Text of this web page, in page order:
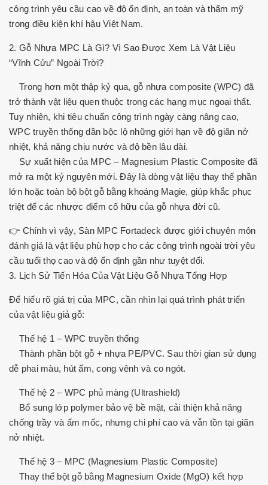
công trình yêu cầu cao về độ ổn định, an toàn và thẩm mỹ
trong điều kiện khí hậu Việt Nam.
2. Gỗ Nhựa MPC Là Gì? Vì Sao Được Xem Là Vật Liệu
“Vĩnh Cửu” Ngoài Trời?
Trong hơn một thập kỷ qua, gỗ nhựa composite (WPC) đã
trở thành vật liệu quen thuộc trong các hạng mục ngoại thất.
Tuy nhiên, khi tiêu chuẩn công trình ngày càng nâng cao,
WPC truyền thống dần bộc lộ những giới hạn về độ giãn nở
nhiệt, khả năng chịu nước và độ bền lâu dài.
Sự xuất hiện của MPC – Magnesium Plastic Composite đã
mở ra một kỷ nguyên mới. Đây là dòng vật liệu thay thế phần
lớn hoặc toàn bộ bột gỗ bằng khoáng Magie, giúp khắc phục
triệt để các nhược điểm cố hữu của gỗ nhựa đời cũ.
👉 Chính vì vậy, Sàn MPC Fortadeck được giới chuyên môn
đánh giá là vật liệu phù hợp cho các công trình ngoài trời yêu
cầu tuổi thọ cao và độ ổn định gần như tuyệt đối.
3. Lịch Sử Tiến Hóa Của Vật Liệu Gỗ Nhựa Tổng Hợp
Để hiểu rõ giá trị của MPC, cần nhìn lại quá trình phát triển
của vật liệu giả gỗ:
Thế hệ 1 – WPC truyền thống
Thành phần bột gỗ + nhựa PE/PVC. Sau thời gian sử dụng
dễ phai màu, hút ẩm, cong vênh và co ngót.
Thế hệ 2 – WPC phủ màng (Ultrashield)
Bổ sung lớp polymer bảo vệ bề mặt, cải thiện khả năng
chống trầy và ẩm mốc, nhưng chi phí cao và vẫn tồn tại giãn
nở nhiệt.
Thế hệ 3 – MPC (Magnesium Plastic Composite)
Thay thế bột gỗ bằng Magnesium Oxide (MgO) kết hợp